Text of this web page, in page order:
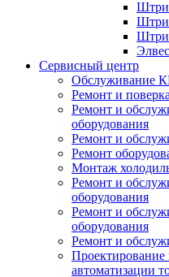
Сервисный центр
Обслуживание
Ремонт и
Ремонт и
оборудования
Ремонт и
Ремонт
Монтаж
Ремонт и
оборудования
Ремонт и
оборудования
Ремонт и
Проектирование
автоматизации